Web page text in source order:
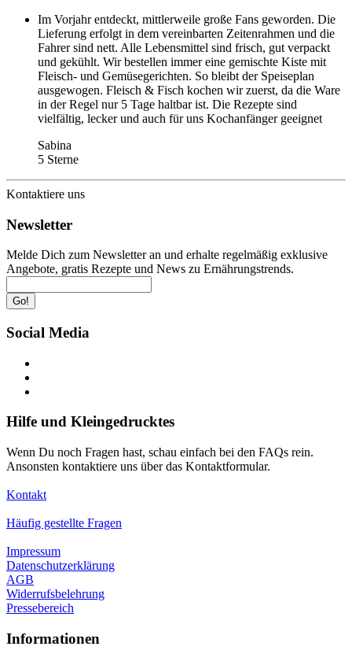
Im Vorjahr entdeckt, mittlerweile große Fans geworden. Die
Lieferung erfolgt in dem vereinbarten Zeitenrahmen und die
Fahrer sind nett. Alle Lebensmittel sind frisch, gut verpackt
und gekühlt. Wir bestellen immer eine gemischte Kiste mit
Fleisch- und Gemüsegerichten. So bleibt der Speiseplan
ausgewogen. Fleisch & Fisch kochen wir zuerst, da die Ware
in der Regel nur 5 Tage haltbar ist. Die Rezepte sind
vielfältig, lecker und auch für uns Kochanfänger geeignet
Sabina
5 Sterne
Kontaktiere uns
Newsletter
Melde Dich zum Newsletter an und erhalte regelmäßig exklusive
Angebote, gratis Rezepte und News zu Ernährungstrends.
Go!
Social Media
Hilfe und Kleingedrucktes
Wenn Du noch Fragen hast, schau einfach bei den FAQs rein.
Ansonsten kontaktiere uns über das Kontaktformular.
Kontakt
Häufig gestellte Fragen
Impressum
Datenschutzerklärung
AGB
Widerrufsbelehrung
Pressebereich
Informationen